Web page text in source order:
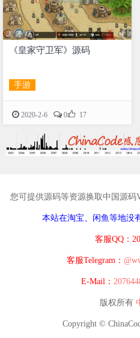
《皇家守卫军》源码
手游
2020-2-6 0 17
您可提供源码等资源换取中国源码
本站在淘宝、闲鱼等地没
客服QQ：
客服Telegram：
E-Mail：
版权所有
Copyright ©